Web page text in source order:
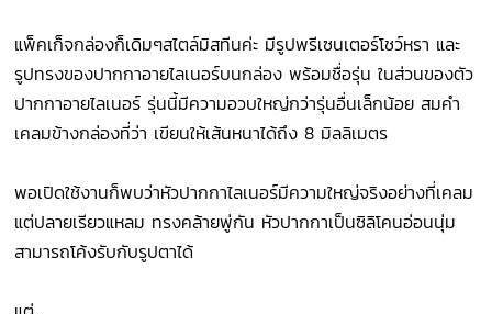
แพ็คเก็จกล่องก็เดิมๆสไตล์มิสทีนค่ะ มีรูปพรีเซนเตอร์โชว์หรา และ
รูปทรงของปากกาอายไลเนอร์บนกล่อง พร้อมชื่อรุ่น ในส่วนของตัว
ปากกาอายไลเนอร์ รุ่นนี้มีความอวบใหญ่กว่ารุ่นอื่นเล็กน้อย สมคำ
เคลมข้างกล่องที่ว่า เขียนให้เส้นหนาได้ถึง 8 มิลลิเมตร
พอเปิดใช้งานก็พบว่าหัวปากกาไลเนอร์มีความใหญ่จริงอย่างที่เคลม
แต่ปลายเรียวแหลม ทรงคล้ายพู่กัน หัวปากกาเป็นซิลิโคนอ่อนนุ่ม
สามารถโค้งรับกับรูปตาได้